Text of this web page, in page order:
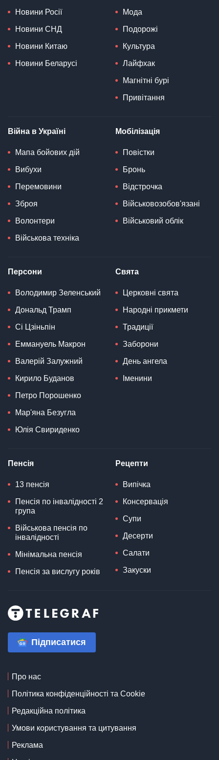
Новини Росії
Новини СНД
Новини Китаю
Новини Беларусі
Мода
Подорожі
Культура
Лайфхак
Магнітні бурі
Привітання
Війна в Україні
Мапа бойових дій
Вибухи
Перемовини
Зброя
Волонтери
Військова техніка
Мобілізація
Повістки
Бронь
Відстрочка
Військовозобов'язані
Військовий облік
Персони
Володимир Зеленський
Дональд Трамп
Сі Цзіньпін
Еммануель Макрон
Валерій Залужний
Кирило Буданов
Петро Порошенко
Мар'яна Безугла
Юлія Свириденко
Свята
Церковні свята
Народні прикмети
Традиції
Заборони
День ангела
Іменини
Пенсія
13 пенсія
Пенсія по інвалідності 2
група
Військова пенсія по
інвалідності
Мінімальна пенсія
Пенсія за вислугу років
Рецепти
Випічка
Консервація
Супи
Десерти
Салати
Закуски
Підписатися
Про нас
Політика конфіденційності та Cookie
Редакційна політика
Умови користування та цитування
Реклама